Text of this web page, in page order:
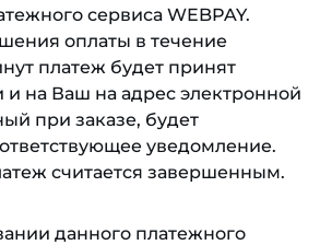
сервиса WEBPAY.
оплаты в течение
платеж будет принят
и на Ваш на адрес электронной
при заказе, будет
уведомление.
считается завершенным.
данного платежного